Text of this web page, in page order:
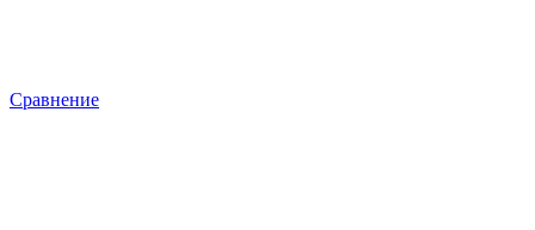
Сравнение